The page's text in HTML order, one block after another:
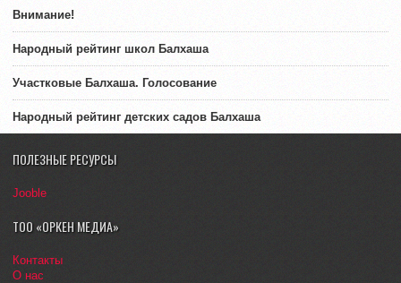
Внимание!
Народный рейтинг школ Балхаша
Участковые Балхаша. Голосование
Народный рейтинг детских садов Балхаша
ПОЛЕЗНЫЕ РЕСУРСЫ
Jooble
ТОО «ОРКЕН МЕДИА»
Контакты
О нас